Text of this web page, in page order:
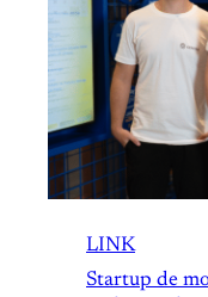
LINK
Startup de